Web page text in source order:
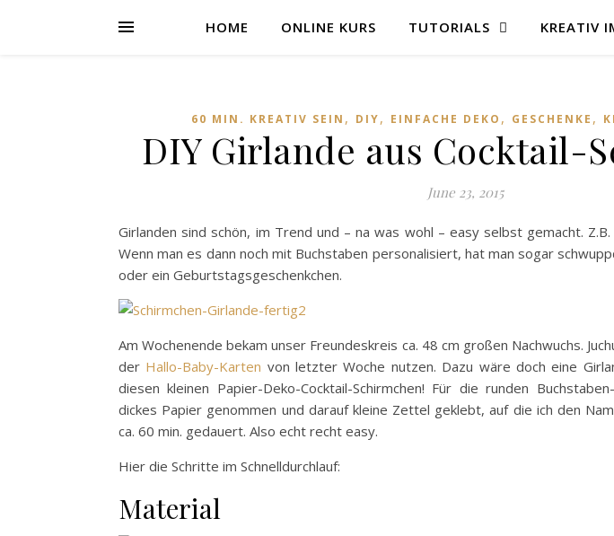
HOME ONLINE KURS TUTORIALS KREATIV
60 MIN. KREATIV SEIN , DIY, EINFACHE DEKO , GESCHENKE ,
DIY Girlande aus Cocktail-
June 23, 2015
Girlanden sind schön, im Trend und – na was wohl – easy selbst gemacht. Z.B.
Wenn man es dann noch mit Buchstaben personalisiert, hat man sogar
oder ein Geburtstagsgeschenkchen.
Am Wochenende bekam unser Freundeskreis ca. 48 cm großen Nachwuchs.
der Hallo-Baby-Karten von letzter Woche nutzen. Dazu wäre doch eine
diesen kleinen Papier-Deko-Cocktail-Schirmchen! Für die runden
dickes Papier genommen und darauf kleine Zettel geklebt, auf die ich den
ca. 60 min. gedauert. Also echt recht easy.
Hier die Schritte im Schnelldurchlauf:
Material